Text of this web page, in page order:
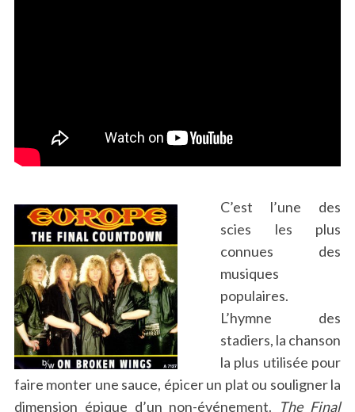
C’est l’une des
scies les plus
connues des
musiques
populaires.
L’hymne des
stadiers, la chanson
la plus utilisée pour
faire monter une sauce, épicer un plat ou souligner la
dimension épique d’un non-événement. The Final